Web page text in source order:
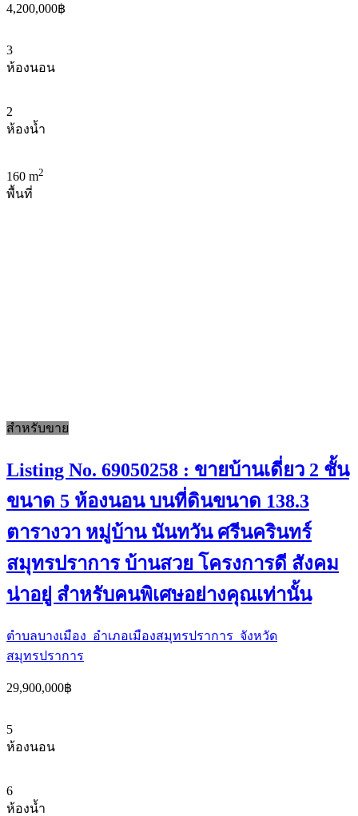
4,200,000฿
3
ห้องนอน
2
ห้องน้ำ
160 m2
พื้นที่
สำหรับขาย
Listing No. 69050258 : ขายบ้านเดี่ยว 2 ชั้น
ขนาด 5 ห้องนอน บนที่ดินขนาด 138.3
ตารางวา หมู่บ้าน นันทวัน ศรีนครินทร์
สมุทรปราการ บ้านสวย โครงการดี สังคม
น่าอยู่ สำหรับคนพิเศษอย่างคุณเท่านั้น
ตำบลบางเมือง อำเภอเมืองสมุทรปราการ จังหวัด
สมุทรปราการ
29,900,000฿
5
ห้องนอน
6
ห้องน้ำ